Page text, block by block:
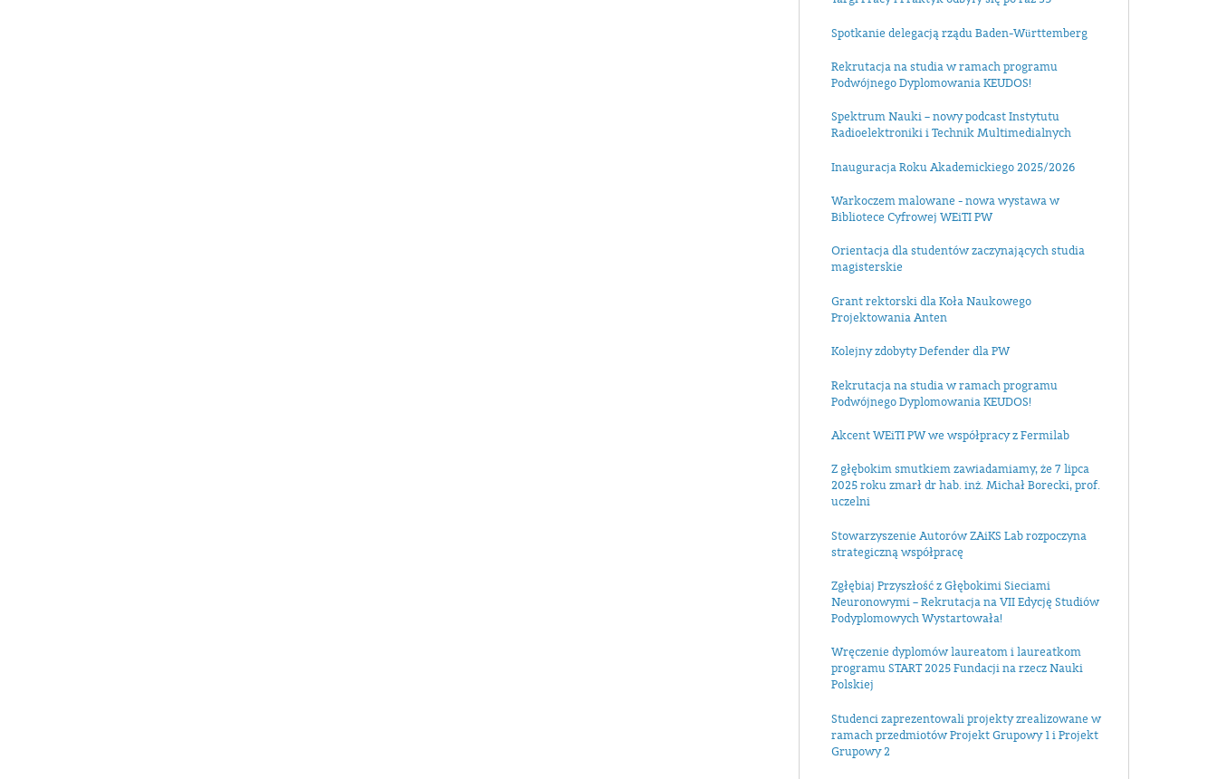
Spotkanie delegacją rządu Baden-Württemberg
Rekrutacja na studia w ramach programu
Podwójnego Dyplomowania KEUDOS!
Spektrum Nauki – nowy podcast Instytutu
Radioelektroniki i Technik Multimedialnych
Inauguracja Roku Akademickiego 2025/2026
Warkoczem malowane - nowa wystawa w
Bibliotece Cyfrowej WEiTI PW
Orientacja dla studentów zaczynających studia
magisterskie
Grant rektorski dla Koła Naukowego
Projektowania Anten
Kolejny zdobyty Defender dla PW
Rekrutacja na studia w ramach programu
Podwójnego Dyplomowania KEUDOS!
Akcent WEiTI PW we współpracy z Fermilab
Z głębokim smutkiem zawiadamiamy, że 7 lipca
2025 roku zmarł dr hab. inż. Michał Borecki, prof.
uczelni
Stowarzyszenie Autorów ZAiKS Lab rozpoczyna
strategiczną współpracę
Zgłębiaj Przyszłość z Głębokimi Sieciami
Neuronowymi – Rekrutacja na VII Edycję Studiów
Podyplomowych Wystartowała!
Wręczenie dyplomów laureatom i laureatkom
programu START 2025 Fundacji na rzecz Nauki
Polskiej
Studenci zaprezentowali projekty zrealizowane w
ramach przedmiotów Projekt Grupowy 1 i Projekt
Grupowy 2